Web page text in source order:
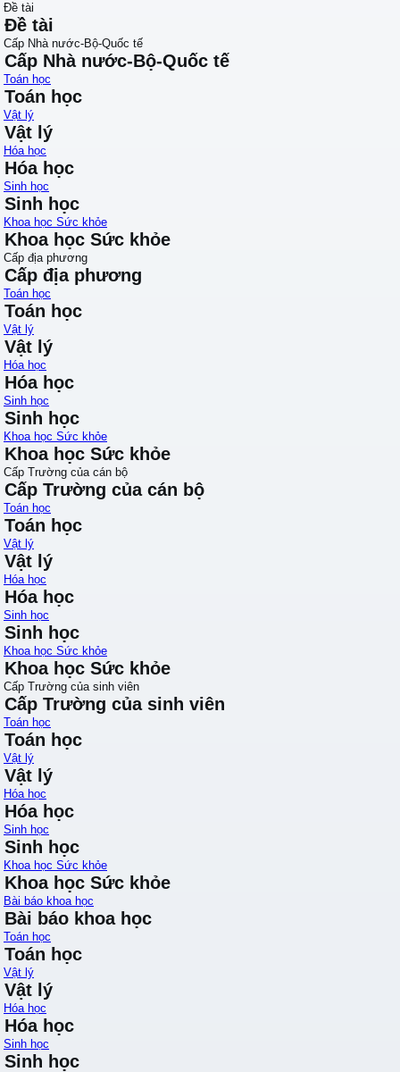
Đề tài
Đề tài
Cấp Nhà nước-Bộ-Quốc tế
Cấp Nhà nước-Bộ-Quốc tế
Toán học
Toán học
Vật lý
Vật lý
Hóa học
Hóa học
Sinh học
Sinh học
Khoa học Sức khỏe
Khoa học Sức khỏe
Cấp địa phương
Cấp địa phương
Toán học
Toán học
Vật lý
Vật lý
Hóa học
Hóa học
Sinh học
Sinh học
Khoa học Sức khỏe
Khoa học Sức khỏe
Cấp Trường của cán bộ
Cấp Trường của cán bộ
Toán học
Toán học
Vật lý
Vật lý
Hóa học
Hóa học
Sinh học
Sinh học
Khoa học Sức khỏe
Khoa học Sức khỏe
Cấp Trường của sinh viên
Cấp Trường của sinh viên
Toán học
Toán học
Vật lý
Vật lý
Hóa học
Hóa học
Sinh học
Sinh học
Khoa học Sức khỏe
Khoa học Sức khỏe
Bài báo khoa học
Bài báo khoa học
Toán học
Toán học
Vật lý
Vật lý
Hóa học
Hóa học
Sinh học
Sinh học